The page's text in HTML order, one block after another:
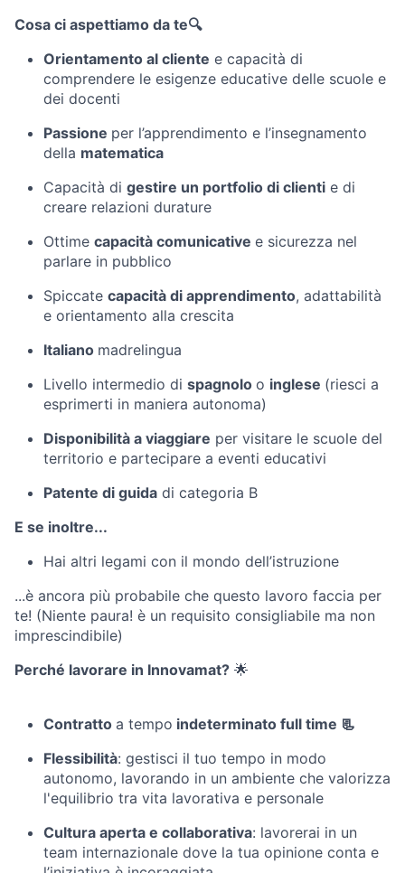
Cosa ci aspettiamo da te🔍
Orientamento al cliente e capacità di
comprendere le esigenze educative delle scuole e
dei docenti
Passione per l’apprendimento e l’insegnamento
della matematica
Capacità di gestire un portfolio di clienti e di
creare relazioni durature
Ottime capacità comunicative e sicurezza nel
parlare in pubblico
Spiccate capacità di apprendimento, adattabilità
e orientamento alla crescita
Italiano madrelingua
Livello intermedio di spagnolo o inglese (riesci a
esprimerti in maniera autonoma)
Disponibilità a viaggiare per visitare le scuole del
territorio e partecipare a eventi educativi
Patente di guida di categoria B
E se inoltre...
Hai altri legami con il mondo dell’istruzione
...è ancora più probabile che questo lavoro faccia per
te! (Niente paura! è un requisito consigliabile ma non
imprescindibile)
Perché lavorare in Innovamat? 🌟
Contratto a tempo indeterminato full time 📃
Flessibilità: gestisci il tuo tempo in modo
autonomo, lavorando in un ambiente che valorizza
l'equilibrio tra vita lavorativa e personale
Cultura aperta e collaborativa: lavorerai in un
team internazionale dove la tua opinione conta e